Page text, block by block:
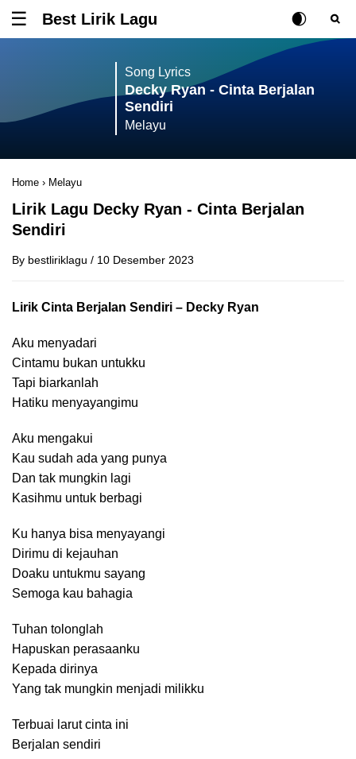
Tombol untuk membuka atau menutup menu
Best Lirik Lagu Rubah Posisi
Tombol
Song Lyrics
Decky Ryan - Cinta Berjalan
Sendiri
Melayu
Home › Melayu
Lirik Lagu Decky Ryan - Cinta Berjalan
Sendiri
By bestliriklagu / 10 Desember 2023
Lirik Cinta Berjalan Sendiri – Decky Ryan
Aku menyadari
Cintamu bukan untukku
Tapi biarkanlah
Hatiku menyayangimu
Aku mengakui
Kau sudah ada yang punya
Dan tak mungkin lagi
Kasihmu untuk berbagi
Ku hanya bisa menyayangi
Dirimu di kejauhan
Doaku untukmu sayang
Semoga kau bahagia
Tuhan tolonglah
Hapuskan perasaanku
Kepada dirinya
Yang tak mungkin menjadi milikku
Terbuai larut cinta ini
Berjalan sendiri